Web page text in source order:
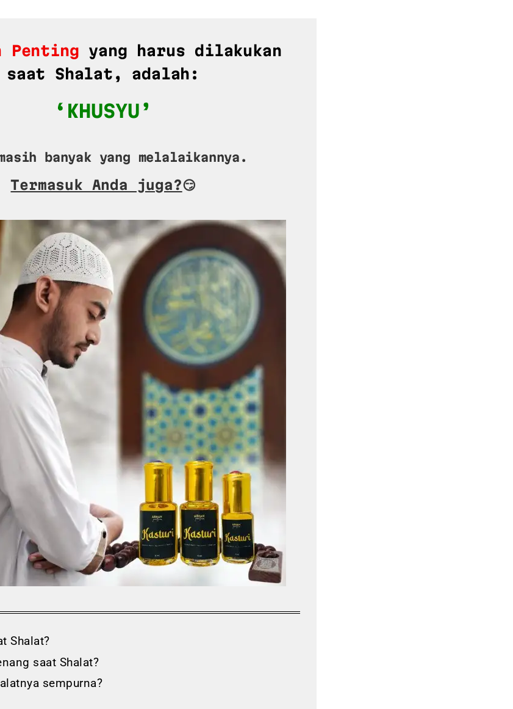
Penting yang harus dilakukan
saat Shalat, adalah:
‘KHUSYU’
banyak yang melalaikannya.
Termasuk Anda juga?😏
Shalat?
saat Shalat?
sempurna?